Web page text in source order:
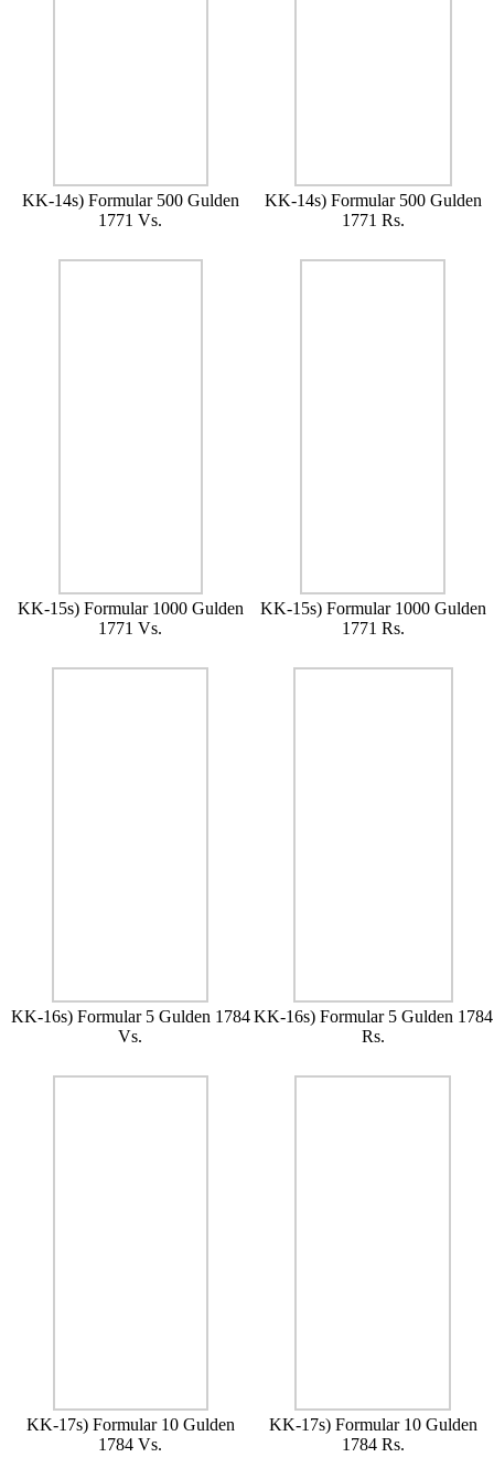
KK-14s) Formular 500 Gulden
1771 Vs.
KK-14s) Formular 500 Gulden
1771 Rs.
KK-15s) Formular 1000 Gulden
1771 Vs.
KK-15s) Formular 1000 Gulden
1771 Rs.
KK-16s) Formular 5 Gulden 1784
Vs.
KK-16s) Formular 5 Gulden 1784
Rs.
KK-17s) Formular 10 Gulden
1784 Vs.
KK-17s) Formular 10 Gulden
1784 Rs.